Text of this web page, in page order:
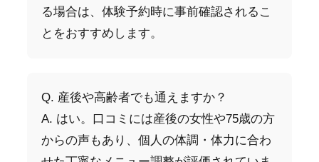
る場合は、体験予約時に事前確認されるこ
とをおすすめします。
Q. 産後や高齢者でも通えますか？
A. はい。口コミには産後の女性や75歳の方
からの声もあり、個人の体調・体力に合わ